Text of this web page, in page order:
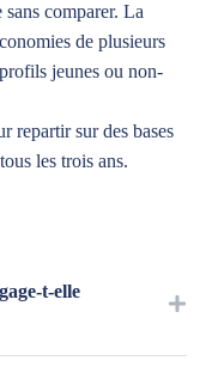
comparer. La
de plusieurs
jeunes ou non-
repartir sur des bases
les trois ans.
t-elle